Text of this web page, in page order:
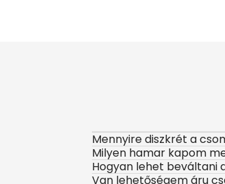
Mennyire diszkrét a
Milyen hamar kapom
Hogyan lehet beváltani
Van lehetőségem áru